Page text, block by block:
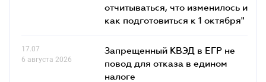
отчитываться, что изменилось и
как подготовиться к 1 октября"
17.07
6 августа 2026
Запрещенный КВЭД в ЕГР не
повод для отказа в едином
налоге